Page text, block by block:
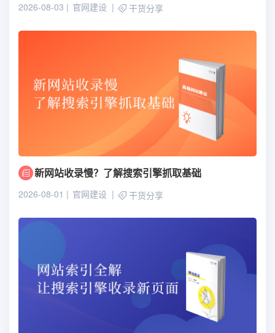
2026-08-03 官网建设 干货分享
新网站收录慢？了解搜索引擎抓取基础
2026-08-01 官网建设 干货分享